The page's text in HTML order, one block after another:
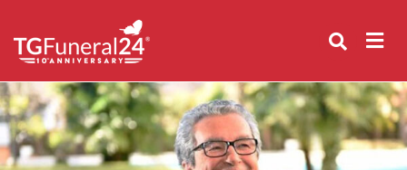
content